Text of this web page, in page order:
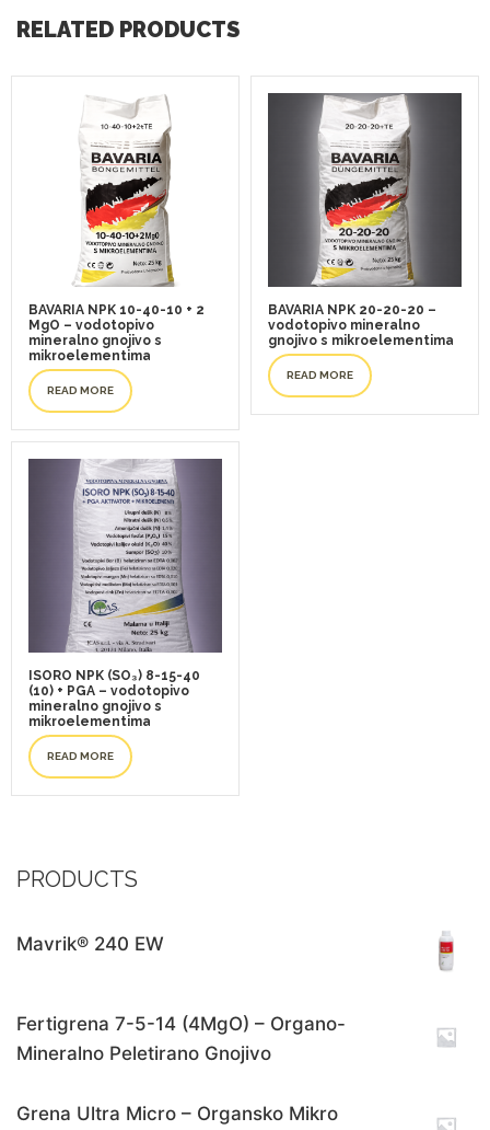
RELATED PRODUCTS
BAVARIA NPK 10-40-10 + 2
MgO – vodotopivo
mineralno gnojivo s
mikroelementima
READ MORE
BAVARIA NPK 20-20-20 –
vodotopivo mineralno
gnojivo s mikroelementima
READ MORE
ISORO NPK (SO₃) 8-15-40
(10) + PGA – vodotopivo
mineralno gnojivo s
mikroelementima
READ MORE
PRODUCTS
Mavrik® 240 EW
Fertigrena 7-5-14 (4MgO) – Organo-
Mineralno Peletirano Gnojivo
Grena Ultra Micro – Organsko Mikro